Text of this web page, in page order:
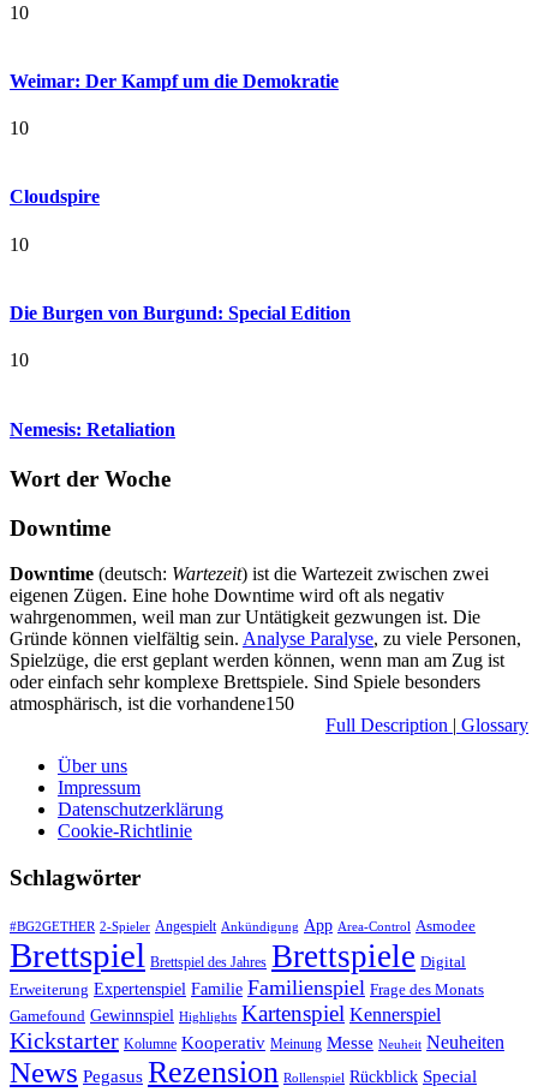
10
Weimar: Der Kampf um die Demokratie
10
Cloudspire
10
Die Burgen von Burgund: Special Edition
10
Nemesis: Retaliation
Wort der Woche
Downtime
Downtime (deutsch: Wartezeit) ist die Wartezeit zwischen zwei
eigenen Zügen. Eine hohe Downtime wird oft als negativ
wahrgenommen, weil man zur Untätigkeit gezwungen ist. Die
Gründe können vielfältig sein. Analyse Paralyse, zu viele Personen,
Spielzüge, die erst geplant werden können, wenn man am Zug ist
oder einfach sehr komplexe Brettspiele. Sind Spiele besonders
atmosphärisch, ist die vorhandene150
Full Description | Glossary
Über uns
Impressum
Datenschutzerklärung
Cookie-Richtlinie
Schlagwörter
#BG2GETHER 2-Spieler Angespielt Ankündigung App Area-Control Asmodee
Brettspiel Brettspiel des Jahres Brettspiele Digital
Erweiterung Expertenspiel Familie Familienspiel Frage des Monats
Gamefound Gewinnspiel Highlights Kartenspiel Kennerspiel
Kickstarter Kolumne Kooperativ Meinung Messe Neuheit Neuheiten
News Pegasus Rezension Rollenspiel Rückblick Special